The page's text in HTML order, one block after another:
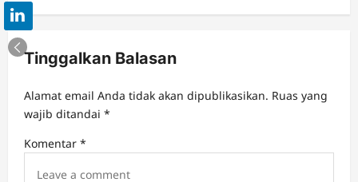
i
g
t
i
o
Tinggalkan Balasan
Alamat email Anda tidak akan dipublikasikan. Ruas yang
wajib ditandai *
Komentar *